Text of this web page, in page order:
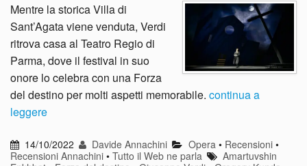
Mentre la storica Villa di
Sant’Agata viene venduta, Verdi
ritrova casa al Teatro Regio di
Parma, dove il festival in suo
onore lo celebra con una Forza
del destino per molti aspetti memorabile. continua a
leggere
14/10/2022 Davide Annachini Opera • Recensioni•
Recensioni Annachini • Tutto il Web ne parla
Amartuvshin